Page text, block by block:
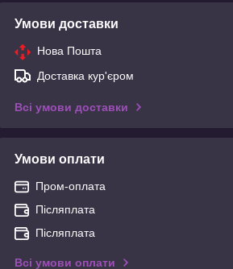
Умови доставки
Нова Пошта
Доставка кур'єром
Всі умови доставки
Умови оплати
Пром-оплата
Післяплата
Післяплата
Всі умови оплати